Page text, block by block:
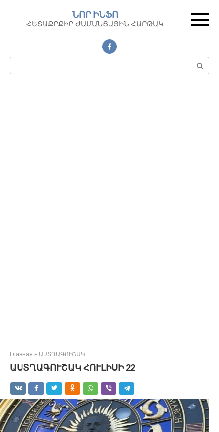
контенту
ՆՈՐ ԻՆՖՈ
ՀԵՏԱՔՐՔԻՐ ԺԱՄԱՆՑԱՅԻՆ ՀԱՐԹԱԿ
Поиск:
Главная » ԱՍՏՂԱԳՈՒՇԱԿ
ԱՍՏՂԱԳՈՒՇԱԿ ՀՈՒԼԻՍԻ 22